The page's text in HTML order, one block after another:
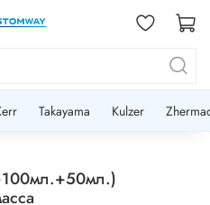
Takayama Kulzer